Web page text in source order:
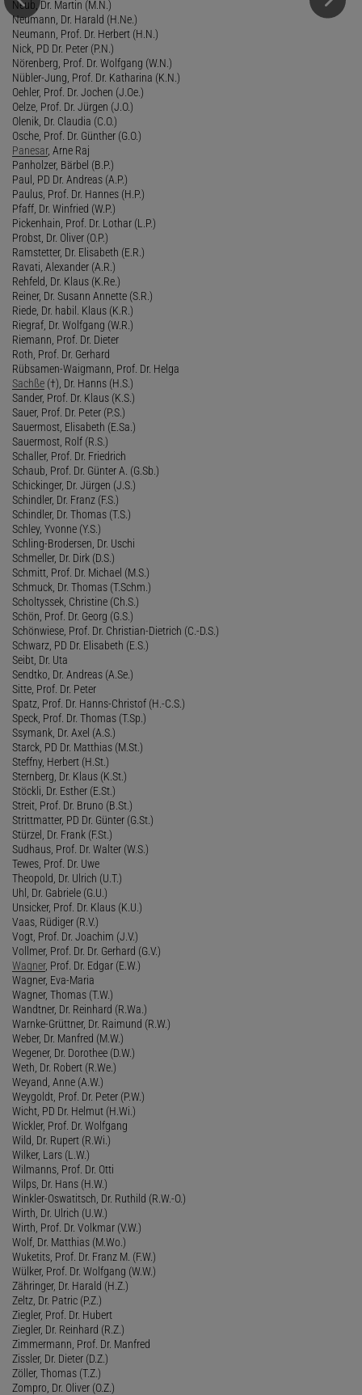
Neub, Dr. Martin (M.N.)
Neumann, Dr. Harald (H.Ne.)
Neumann, Prof. Dr. Herbert (H.N.)
Nick, PD Dr. Peter (P.N.)
Nörenberg, Prof. Dr. Wolfgang (W.N.)
Nübler-Jung, Prof. Dr. Katharina (K.N.)
Oehler, Prof. Dr. Jochen (J.Oe.)
Oelze, Prof. Dr. Jürgen (J.O.)
Olenik, Dr. Claudia (C.O.)
Osche, Prof. Dr. Günther (G.O.)
Panesar, Arne Raj
Panholzer, Bärbel (B.P.)
Paul, PD Dr. Andreas (A.P.)
Paulus, Prof. Dr. Hannes (H.P.)
Pfaff, Dr. Winfried (W.P.)
Pickenhain, Prof. Dr. Lothar (L.P.)
Probst, Dr. Oliver (O.P.)
Ramstetter, Dr. Elisabeth (E.R.)
Ravati, Alexander (A.R.)
Rehfeld, Dr. Klaus (K.Re.)
Reiner, Dr. Susann Annette (S.R.)
Riede, Dr. habil. Klaus (K.R.)
Riegraf, Dr. Wolfgang (W.R.)
Riemann, Prof. Dr. Dieter
Roth, Prof. Dr. Gerhard
Rübsamen-Waigmann, Prof. Dr. Helga
Sachße (†), Dr. Hanns (H.S.)
Sander, Prof. Dr. Klaus (K.S.)
Sauer, Prof. Dr. Peter (P.S.)
Sauermost, Elisabeth (E.Sa.)
Sauermost, Rolf (R.S.)
Schaller, Prof. Dr. Friedrich
Schaub, Prof. Dr. Günter A. (G.Sb.)
Schickinger, Dr. Jürgen (J.S.)
Schindler, Dr. Franz (F.S.)
Schindler, Dr. Thomas (T.S.)
Schley, Yvonne (Y.S.)
Schling-Brodersen, Dr. Uschi
Schmeller, Dr. Dirk (D.S.)
Schmitt, Prof. Dr. Michael (M.S.)
Schmuck, Dr. Thomas (T.Schm.)
Scholtyssek, Christine (Ch.S.)
Schön, Prof. Dr. Georg (G.S.)
Schönwiese, Prof. Dr. Christian-Dietrich (C.-D.S.)
Schwarz, PD Dr. Elisabeth (E.S.)
Seibt, Dr. Uta
Sendtko, Dr. Andreas (A.Se.)
Sitte, Prof. Dr. Peter
Spatz, Prof. Dr. Hanns-Christof (H.-C.S.)
Speck, Prof. Dr. Thomas (T.Sp.)
Ssymank, Dr. Axel (A.S.)
Starck, PD Dr. Matthias (M.St.)
Steffny, Herbert (H.St.)
Sternberg, Dr. Klaus (K.St.)
Stöckli, Dr. Esther (E.St.)
Streit, Prof. Dr. Bruno (B.St.)
Strittmatter, PD Dr. Günter (G.St.)
Stürzel, Dr. Frank (F.St.)
Sudhaus, Prof. Dr. Walter (W.S.)
Tewes, Prof. Dr. Uwe
Theopold, Dr. Ulrich (U.T.)
Uhl, Dr. Gabriele (G.U.)
Unsicker, Prof. Dr. Klaus (K.U.)
Vaas, Rüdiger (R.V.)
Vogt, Prof. Dr. Joachim (J.V.)
Vollmer, Prof. Dr. Dr. Gerhard (G.V.)
Wagner, Prof. Dr. Edgar (E.W.)
Wagner, Eva-Maria
Wagner, Thomas (T.W.)
Wandtner, Dr. Reinhard (R.Wa.)
Warnke-Grüttner, Dr. Raimund (R.W.)
Weber, Dr. Manfred (M.W.)
Wegener, Dr. Dorothee (D.W.)
Weth, Dr. Robert (R.We.)
Weyand, Anne (A.W.)
Weygoldt, Prof. Dr. Peter (P.W.)
Wicht, PD Dr. Helmut (H.Wi.)
Wickler, Prof. Dr. Wolfgang
Wild, Dr. Rupert (R.Wi.)
Wilker, Lars (L.W.)
Wilmanns, Prof. Dr. Otti
Wilps, Dr. Hans (H.W.)
Winkler-Oswatitsch, Dr. Ruthild (R.W.-O.)
Wirth, Dr. Ulrich (U.W.)
Wirth, Prof. Dr. Volkmar (V.W.)
Wolf, Dr. Matthias (M.Wo.)
Wuketits, Prof. Dr. Franz M. (F.W.)
Wülker, Prof. Dr. Wolfgang (W.W.)
Zähringer, Dr. Harald (H.Z.)
Zeltz, Dr. Patric (P.Z.)
Ziegler, Prof. Dr. Hubert
Ziegler, Dr. Reinhard (R.Z.)
Zimmermann, Prof. Dr. Manfred
Zissler, Dr. Dieter (D.Z.)
Zöller, Thomas (T.Z.)
Zompro, Dr. Oliver (O.Z.)